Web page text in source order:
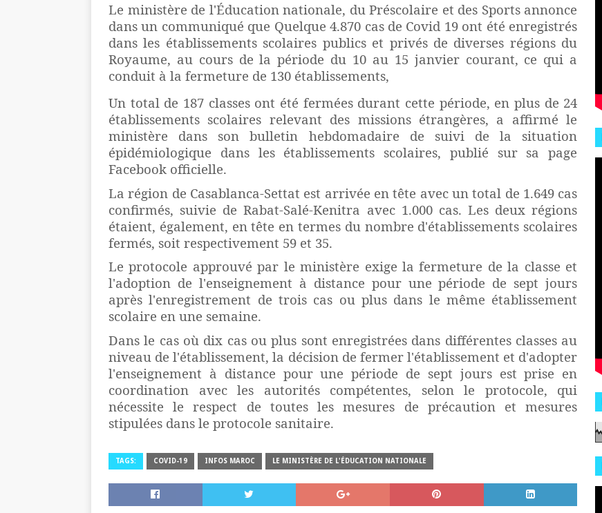
Le ministère de l'Éducation nationale, du Préscolaire et des Sports annonce
dans un communiqué que Quelque 4.870 cas de Covid 19 ont été enregistrés
dans les établissements scolaires publics et privés de diverses régions du
Royaume, au cours de la période du 10 au 15 janvier courant, ce qui a
conduit à la fermeture de 130 établissements,
Un total de 187 classes ont été fermées durant cette période, en plus de 24
établissements scolaires relevant des missions étrangères, a affirmé le
ministère dans son bulletin hebdomadaire de suivi de la situation
épidémiologique dans les établissements scolaires, publié sur sa page
Facebook officielle.
La région de Casablanca-Settat est arrivée en tête avec un total de 1.649 cas
confirmés, suivie de Rabat-Salé-Kenitra avec 1.000 cas. Les deux régions
étaient, également, en tête en termes du nombre d'établissements scolaires
fermés, soit respectivement 59 et 35.
Le protocole approuvé par le ministère exige la fermeture de la classe et
l'adoption de l'enseignement à distance pour une période de sept jours
après l'enregistrement de trois cas ou plus dans le même établissement
scolaire en une semaine.
Dans le cas où dix cas ou plus sont enregistrées dans différentes classes au
niveau de l'établissement, la décision de fermer l'établissement et d'adopter
l'enseignement à distance pour une période de sept jours est prise en
coordination avec les autorités compétentes, selon le protocole, qui
nécessite le respect de toutes les mesures de précaution et mesures
stipulées dans le protocole sanitaire.
TAGS: COVID-19 INFOS MAROC LE MINISTÈRE DE L'ÉDUCATION NATIONALE